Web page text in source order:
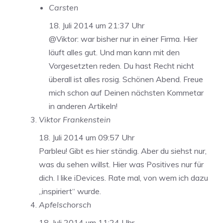
Carsten
18. Juli 2014 um 21:37 Uhr
@Viktor: war bisher nur in einer Firma. Hier
läuft alles gut. Und man kann mit den
Vorgesetzten reden. Du hast Recht nicht
überall ist alles rosig. Schönen Abend. Freue
mich schon auf Deinen nächsten Kommetar
in anderen Artikeln!
Viktor Frankenstein
18. Juli 2014 um 09:57 Uhr
Parbleu! Gibt es hier ständig. Aber du siehst nur,
was du sehen willst. Hier was Positives nur für
dich. I like iDevices. Rate mal, von wem ich dazu
„inspiriert“ wurde.
Apfelschorsch